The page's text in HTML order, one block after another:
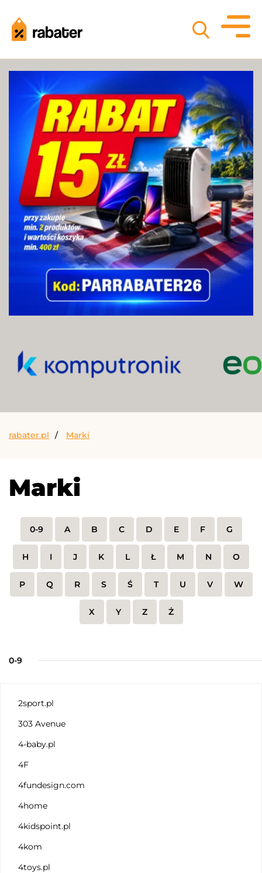
rabater.pl Marki
Marki
0-9 A B C D E F G
H I J K L Ł M N O
P Q R S Ś T U V W
X Y Z Ż
0-9
2sport.pl
303 Avenue
4-baby.pl
4F
4fundesign.com
4home
4kidspoint.pl
4kom
4toys.pl